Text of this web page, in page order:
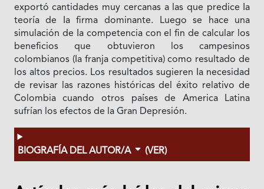
exportó cantidades muy cercanas a las que predice Ia
teoría de Ia firma dominante. Luego se hace una
simulación de Ia competencia con el fin de calcular los
beneficios que obtuvieron los campesinos
colombianos (Ia franja competitiva) como resultado de
los altos precios. Los resultados sugieren Ia necesidad
de revisar las razones históricas del éxito relativo de
Colombia cuando otros países de America Latina
sufrían los efectos de la Gran Depresión.
BIOGRAFÍA DEL AUTOR/A (VER)